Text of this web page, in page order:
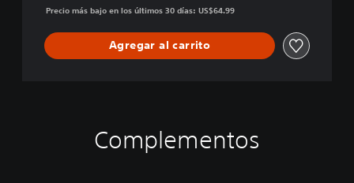
Precio más bajo en los últimos 30 días: US$64.99
Agregar al carrito
Complementos